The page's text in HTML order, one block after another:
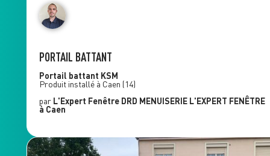
PORTAIL BATTANT
Portail battant KSM
Produit installé à Caen (14)
par L'Expert Fenêtre DRD MENUISERIE L'EXPERT FENÊTRE
à Caen